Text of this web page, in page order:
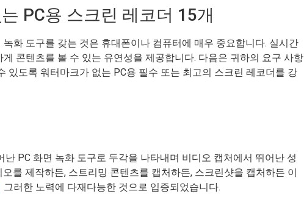
PC용 스크린 레코더 15개
화 도구를 갖는 것은 휴대폰이나 컴퓨터에 매우 중요합니다. 실시간
콘텐츠를 볼 수 있는 유연성을 제공합니다. 다음은 귀하의 요구 사항
있도록 워터마크가 없는 PC용 필수 또는 최고의 스크린 레코더를 강
난 PC 화면 녹화 도구로 두각을 나타내며 비디오 캡처에서 뛰어난 성
를 제작하든, 스트리밍 콘텐츠를 캡처하든, 스크린샷을 캡처하든 이
그러한 노력에 다재다능한 것으로 입증되었습니다.